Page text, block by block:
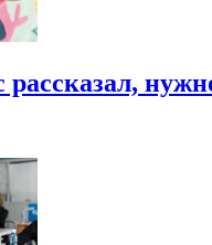
рассказал,